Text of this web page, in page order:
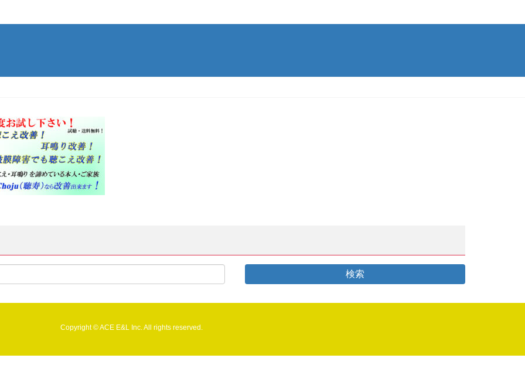
Copyright © ACE E&L Inc. All rights reserved.